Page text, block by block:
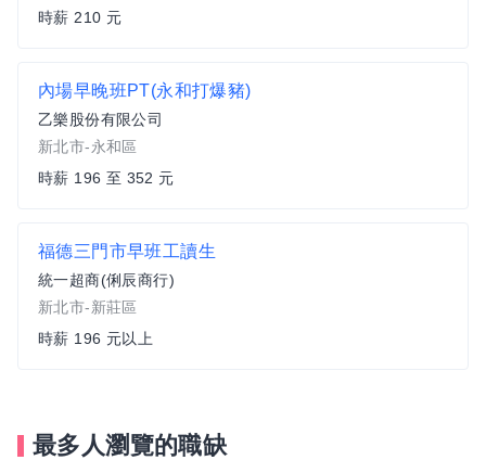
時薪 210 元
內場早晚班PT(永和打爆豬)
乙樂股份有限公司
新北市-永和區
時薪 196 至 352 元
福德三門市早班工讀生
統一超商(俐辰商行)
新北市-新莊區
時薪 196 元以上
最多人瀏覽的職缺